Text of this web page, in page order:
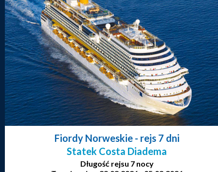
Fiordy Norweskie- rejs 7 dni
Statek Costa Diadema
Długość rejsu 7 nocy